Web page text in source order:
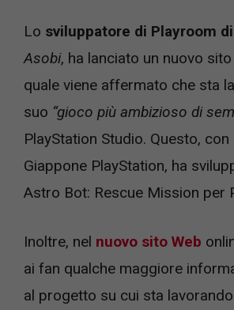
Lo sviluppatore di Playroom
Asobi, ha lanciato un nuovo
quale viene affermato che sta
suo “gioco più ambizioso di
PlayStation Studio. Questo, con
Giappone PlayStation, ha
Astro Bot: Rescue Mission per
Inoltre, nel nuovo sito Web
ai fan qualche maggiore
al progetto su cui sta